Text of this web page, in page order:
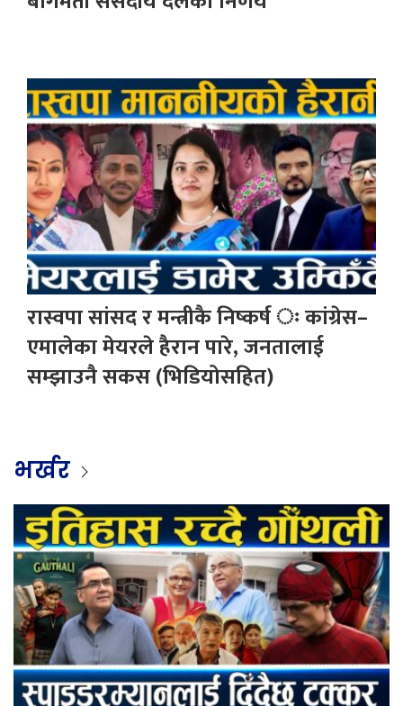
रास्वपा सांसद र मन्त्रीकै निष्कर्ष ः कांग्रेस–
एमालेका मेयरले हैरान पारे, जनतालाई
सम्झाउनै सकस (भिडियोसहित)
भर्खर